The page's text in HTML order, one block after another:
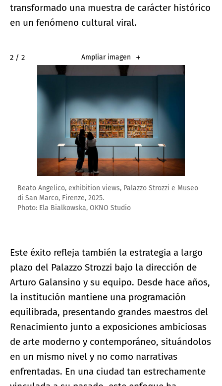
transformado una muestra de carácter histórico
en un fenómeno cultural viral.
2 / 2 Ampliar imagen
Beato Angelico, exhibition views, Palazzo Strozzi e Museo
di San Marco, Firenze, 2025.
Photo: Ela Bialkowska, OKNO Studio
Este éxito refleja también la estrategia a largo
plazo del Palazzo Strozzi bajo la dirección de
Arturo Galansino y su equipo. Desde hace años,
la institución mantiene una programación
equilibrada, presentando grandes maestros del
Renacimiento junto a exposiciones ambiciosas
de arte moderno y contemporáneo, situándolos
en un mismo nivel y no como narrativas
enfrentadas. En una ciudad tan estrechamente